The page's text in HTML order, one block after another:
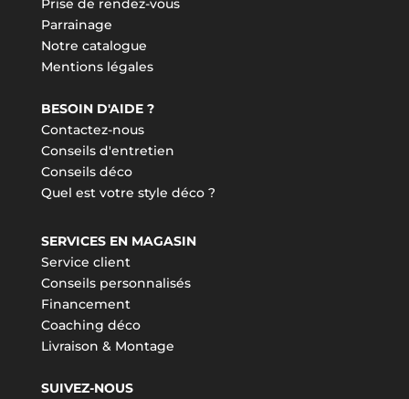
Prise de rendez-vous
Parrainage
Notre catalogue
Mentions légales
BESOIN D'AIDE ?
Contactez-nous
Conseils d'entretien
Conseils déco
Quel est votre style déco ?
SERVICES EN MAGASIN
Service client
Conseils personnalisés
Financement
Coaching déco
Livraison & Montage
SUIVEZ-NOUS